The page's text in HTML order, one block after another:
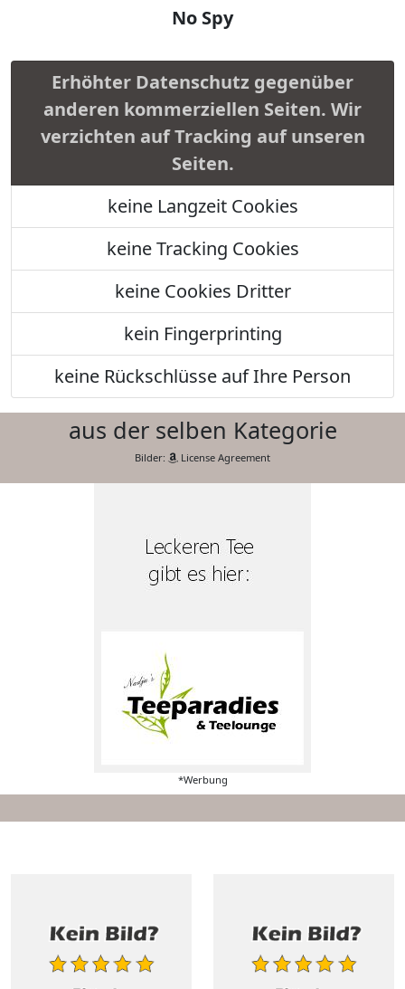
No Spy
Erhöhter Datenschutz gegenüber
anderen kommerziellen Seiten. Wir
verzichten auf Tracking auf unseren
Seiten.
keine Langzeit Cookies
keine Tracking Cookies
keine Cookies Dritter
kein Fingerprinting
keine Rückschlüsse auf Ihre Person
aus der selben Kategorie
Bilder: License Agreement
*Werbung